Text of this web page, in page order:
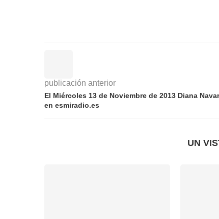
publicación anterior
El Miércoles 13 de Noviembre de 2013 Diana
en esmiradio.es
UN